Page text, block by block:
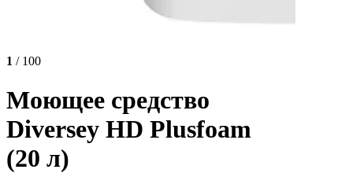
1 / 100
Моющее средство
Diversey HD Plusfoam
(20 л)